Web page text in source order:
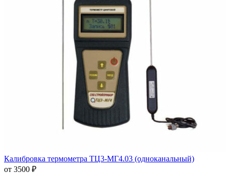
Калибровка термометра ТЦ3-МГ4.03 (одноканальный)
от 3500 ₽